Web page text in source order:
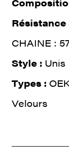
CHAINE :
Style : Unis
Types :
Velours